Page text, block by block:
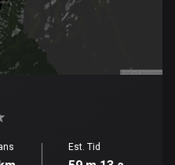
Est. Tid